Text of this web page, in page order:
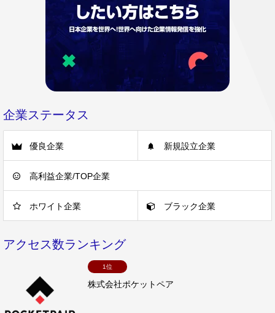
企業ステータス
優良企業 新規設立企業
高利益企業/TOP企業
ホワイト企業 ブラック企業
アクセス数ランキング
1位
株式会社ポケットペア